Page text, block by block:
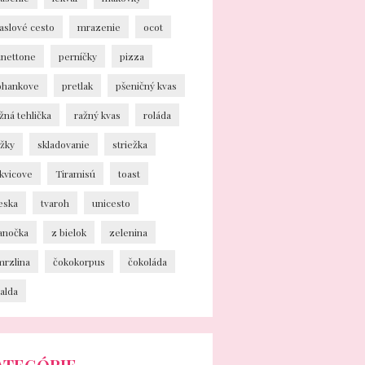
cesto mrazenie ocot
perníčky pizza
pretlak pšeničný kvas
tehlička ražný kvas roláda
skladovanie striežka
Tiramisú toast
tvaroh unicesto
z bielok zelenina
čokokorpus čokoláda